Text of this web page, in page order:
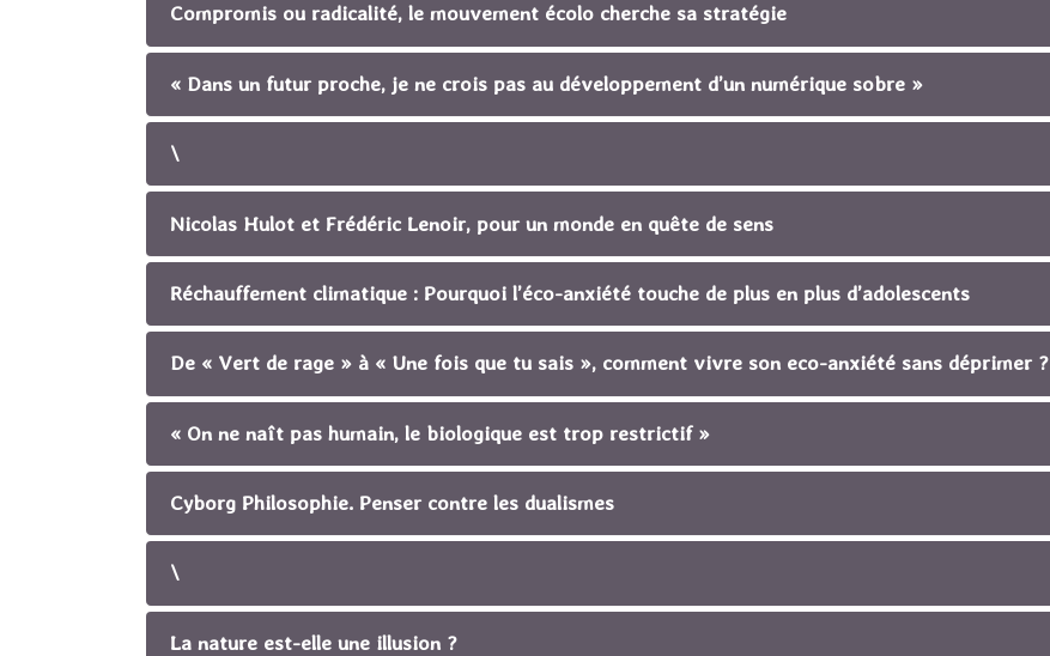
Compromis ou radicalité, le mouvement écolo cherche sa stratégie
« Dans un futur proche, je ne crois pas au développement d’un numérique sobre »
\
Nicolas Hulot et Frédéric Lenoir, pour un monde en quête de sens
Réchauffement climatique : Pourquoi l’éco-anxiété touche de plus en plus d’adolescents
De « Vert de rage » à « Une fois que tu sais », comment vivre son eco-anxiété sans déprimer ?
« On ne naît pas humain, le biologique est trop restrictif »
Cyborg Philosophie. Penser contre les dualismes
\
La nature est-elle une illusion ?